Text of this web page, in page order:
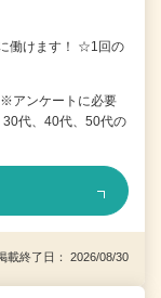
働けます！ ☆1回の
アンケートに必要
代、40代、50代の
終了日： 2026/08/30